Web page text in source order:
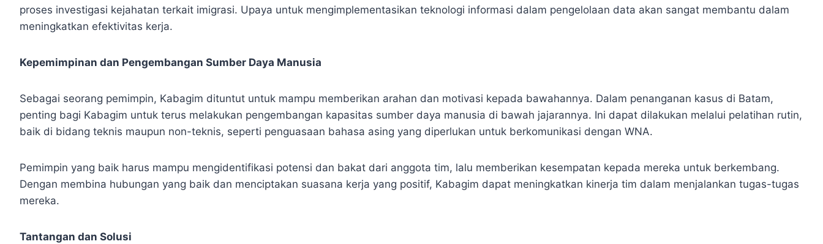
proses investigasi kejahatan terkait imigrasi. Upaya untuk mengimplementasikan teknologi informasi dalam pengelolaan data akan sangat membantu dalam
meningkatkan efektivitas kerja.
Kepemimpinan dan Pengembangan Sumber Daya Manusia
Sebagai seorang pemimpin, Kabagim dituntut untuk mampu memberikan arahan dan motivasi kepada bawahannya. Dalam penanganan kasus di Batam,
penting bagi Kabagim untuk terus melakukan pengembangan kapasitas sumber daya manusia di bawah jajarannya. Ini dapat dilakukan melalui pelatihan rutin,
baik di bidang teknis maupun non-teknis, seperti penguasaan bahasa asing yang diperlukan untuk berkomunikasi dengan WNA.
Pemimpin yang baik harus mampu mengidentifikasi potensi dan bakat dari anggota tim, lalu memberikan kesempatan kepada mereka untuk berkembang.
Dengan membina hubungan yang baik dan menciptakan suasana kerja yang positif, Kabagim dapat meningkatkan kinerja tim dalam menjalankan tugas-tugas
mereka.
Tantangan dan Solusi